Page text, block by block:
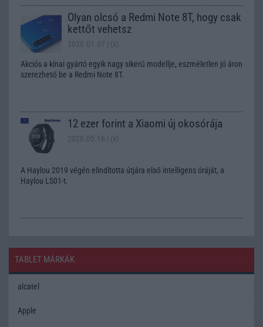
Olyan olcsó a Redmi Note 8T, hogy csak
kettőt vehetsz
2020.01.07 | (x)
Akciós a kínai gyártó egyik nagy sikerű modellje, eszméletlen jó áron
szerezhető be a Redmi Note 8T.
12 ezer forint a Xiaomi új okosórája
2020.05.16 | (x)
A Haylou 2019 végén elindította útjára első intelligens óráját, a
Haylou LS01-t.
TABLET MÁRKÁK
alcatel
Apple